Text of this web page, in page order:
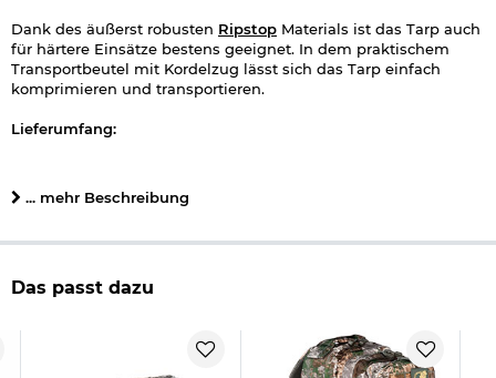
Dank des äußerst robusten Ripstop Materials ist das Tarp auch
für härtere Einsätze bestens geeignet. In dem praktischem
Transportbeutel mit Kordelzug lässt sich das Tarp einfach
komprimieren und transportieren.
Lieferumfang:
Transportbeutel
vielseitig einsetzbar
Ripstop-Gewebe
: ca. 5000 mm
... mehr Beschreibung
Das passt dazu